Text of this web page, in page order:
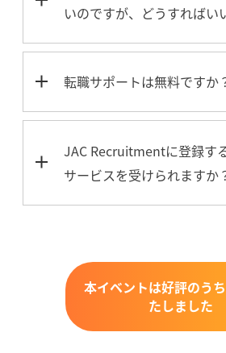
いのですが、どうすればい
転職サポートは無料ですか
JAC Recruitmentに登録す
サービスを受けられますか
本イベントは好評のう
たしました